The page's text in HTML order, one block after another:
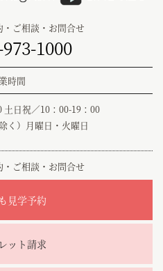
ご相談・お問合せ
1000
時間
土日祝／10：00-19：00
く）月曜日・火曜日
・ご相談・お問合せ
見学予約
ット請求